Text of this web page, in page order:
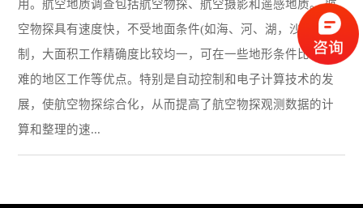
用。航空地质调查包括航空物探、航空摄影和遥感地质。 航
空物探具有速度快，不受地面条件(如海、河、湖，沙漠)的限
制，大面积工作精确度比较均一，可在一些地形条件比较困
难的地区工作等优点。特别是自动控制和电子计算技术的发
展，使航空物探综合化，从而提高了航空物探观测数据的计
算和整理的速...